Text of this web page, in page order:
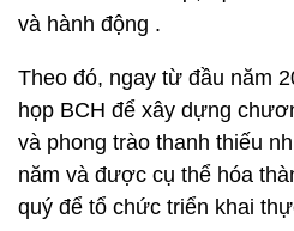
và hành động .
Theo đó, ngay từ đầu năm
họp BCH để xây dựng
và phong trào thanh thiếu
năm và được cụ thể hóa
quý để tổ chức triển khai